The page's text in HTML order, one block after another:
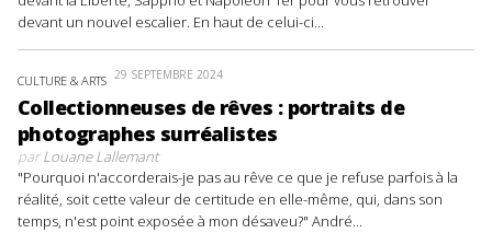
devant un nouvel escalier. En haut de celui-ci...
CULTURE & ARTS 29 SEPTEMBRE 2024
Collectionneuses de rêves : portraits de
photographes surréalistes
parLouane Lallemant
"Pourquoi n'accorderais-je pas au rêve ce que je refuse parfois à la
réalité, soit cette valeur de certitude en elle-même, qui, dans son
temps, n'est point exposée à mon désaveu?" André...